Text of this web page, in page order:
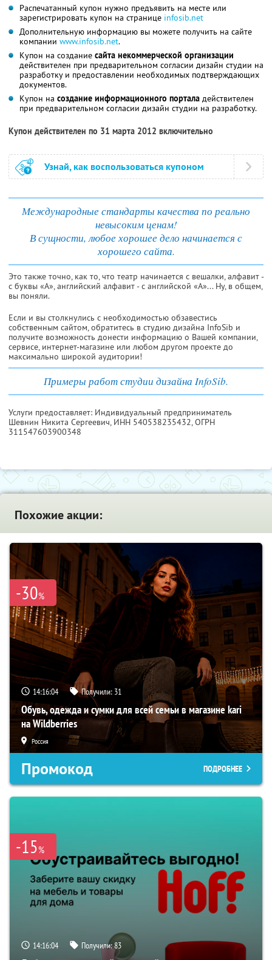
Распечатанный купон нужно предъявить на месте или
зарегистрировать купон на странице infosib.net
Дополнительную информацию вы можете получить на сайте
компании www.infosib.net.
Купон на создание сайта некоммерческой организации
действителен при предварительном согласии дизайн студии на
разработку и предоставлении необходимых подтверждающих
документов.
Купон на создание информационного портала действителен
при предварительном согласии дизайн студии на разработку.
Купон действителен по 31 марта 2012 включительно
Узнай, как воспользоваться купоном
Международные стандарты качества по реально
невысоким ценам!
В сущности, любое хорошее дело начинается с
хорошего сайта.
Это также точно, как то, что театр начинается с вешалки, алфавит -
с буквы «А», английский алфавит - с английской «А»... Ну, в общем,
вы поняли.
Если и вы столкнулись с необходимостью обзавестись
собственным сайтом, обратитесь в студию дизайна InfoSib и
получите возможность донести информацию о Вашей компании,
сервисе, интернет-магазине или любом другом проекте до
максимально широкой аудитории!
Примеры работ студии дизайна InfoSib.
Услуги предоставляет: Индивидуальный предприниматель
Шевнин Никита Сергеевич, ИНН 540538235432, ОГРН
311547603900348
Похожие акции:
-30%
14:16:03 Получили: 31
Обувь, одежда и сумки для всей семьи в магазине kari
на Wildberries
Россия
Промокод ПОДРОБНЕЕ
-15%
14:16:03 Получили:83